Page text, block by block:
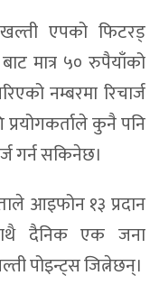
एपको फिटरड्
मात्र ५० रुपैयाँको
नम्बरमा रिचार्ज
प्रयोगकर्ताले कुनै पनि
गर्न सकिनेछ।
आइफोन १३ प्रदान
दैनिक एक जना
पोइन्ट्स जित्नेछन्।